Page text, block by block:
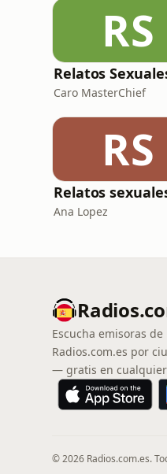
RS
Caro MasterChief
RS
Ana Lopez
Escucha emisoras
Radios.com.es por
— gratis en
© 2026 Radios.com.es.